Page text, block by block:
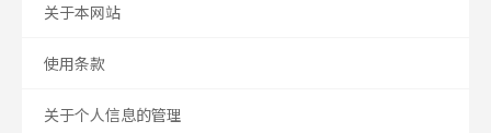
关于本网站
使用条款
关于个人信息的管理